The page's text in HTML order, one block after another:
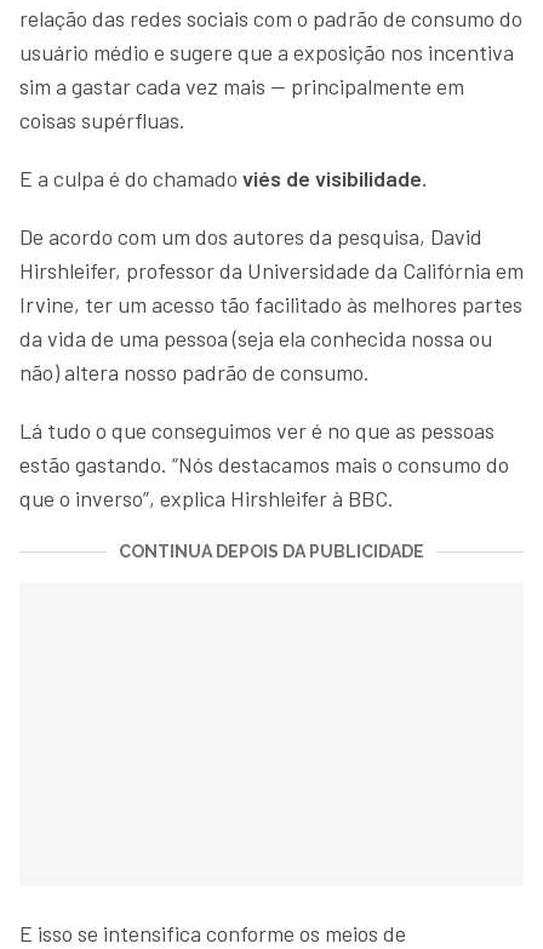
relação das redes sociais com o padrão de consumo do
usuário médio e sugere que a exposição nos incentiva
sim a gastar cada vez mais — principalmente em
coisas supérfluas.
E a culpa é do chamado viés de visibilidade.
De acordo com um dos autores da pesquisa, David
Hirshleifer, professor da Universidade da Califórnia em
Irvine, ter um acesso tão facilitado às melhores partes
da vida de uma pessoa (seja ela conhecida nossa ou
não) altera nosso padrão de consumo.
Lá tudo o que conseguimos ver é no que as pessoas
estão gastando. “Nós destacamos mais o consumo do
que o inverso”, explica Hirshleifer à BBC.
CONTINUA DEPOIS DA PUBLICIDADE
E isso se intensifica conforme os meios de